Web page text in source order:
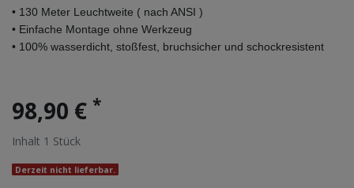
• 130 Meter Leuchtweite ( nach ANSI )
• Einfache Montage ohne Werkzeug
• 100% wasserdicht, stoßfest, bruchsicher und schockresistent
98,90 € *
Inhalt 1 Stück
Derzeit nicht lieferbar.